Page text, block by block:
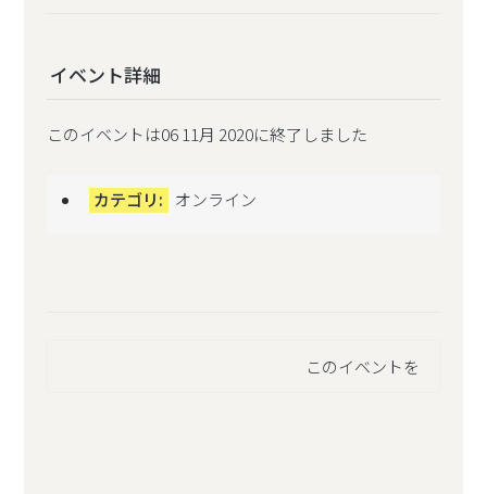
イベント詳細
このイベントは06 11月 2020に終了しました
カテゴリ: オンライン
このイベントを